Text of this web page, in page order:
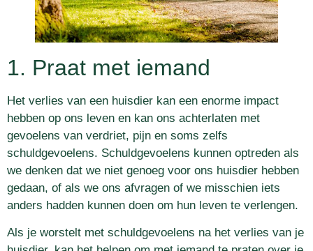
1. Praat met iemand
Het verlies van een huisdier kan een enorme impact
hebben op ons leven en kan ons achterlaten met
gevoelens van verdriet, pijn en soms zelfs
schuldgevoelens. Schuldgevoelens kunnen optreden als
we denken dat we niet genoeg voor ons huisdier hebben
gedaan, of als we ons afvragen of we misschien iets
anders hadden kunnen doen om hun leven te verlengen.
Als je worstelt met schuldgevoelens na het verlies van je